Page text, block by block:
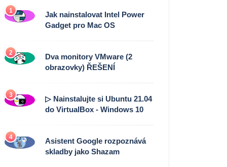
1
Jak nainstalovat Intel Power
Gadget pro Mac OS
2
Dva monitory VMware (2
obrazovky) ŘEŠENÍ
3
▷ Nainstalujte si Ubuntu 21.04
do VirtualBox - Windows 10
4
Asistent Google rozpoznává
skladby jako Shazam